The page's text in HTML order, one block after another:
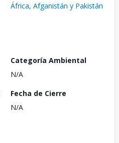
África, Afganistán y Pakistán
Categoría Ambiental
N/A
Fecha de Cierre
N/A